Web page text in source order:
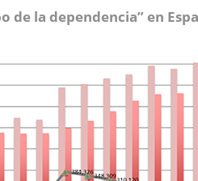
de la dependencia” en